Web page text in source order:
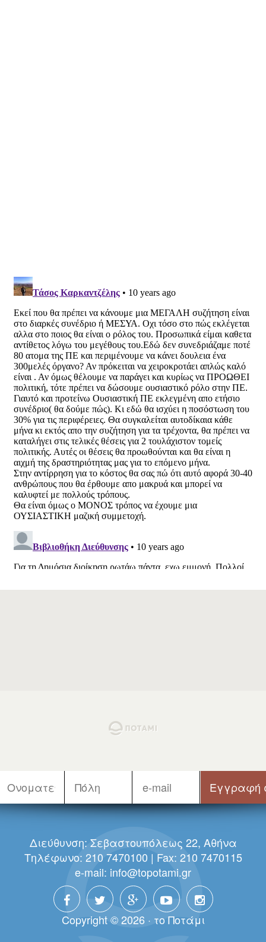
Διεύθυνση: Σεβαστουπόλεως 22, Αθήνα
Τηλέφωνο: 210 7470100 | Fax: 210 7470115
e-mail: info@topotami.gr
Copyright © 2026 · τo Πoτάμι